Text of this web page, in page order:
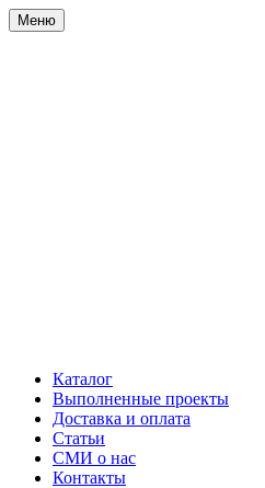
Меню
Каталог
Выполненные проекты
Доставка и оплата
Статьи
СМИ о нас
Контакты